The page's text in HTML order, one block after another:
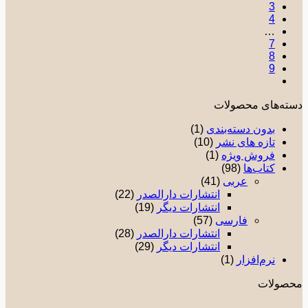
3
4
…
7
8
9
محصولات
بدون دسته‌بندی (1)
تازه های نشر (10)
فروش ویژه (1)
کتاب‌ها (98)
عربی (41)
انتشارات دارالصدر (22)
انتشارات دیگر (19)
فارسی (57)
انتشارات دارالصدر (28)
انتشارات دیگر (29)
نرم‌افزار (1)